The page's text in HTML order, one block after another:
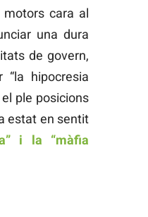
motors cara al
una dura
de govern,
hipocresia
ple posicions
estat en sentit
i la “màfia